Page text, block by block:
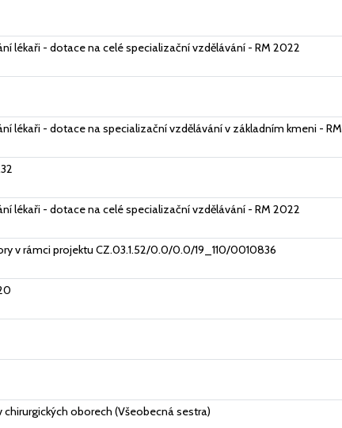
lékaři - dotace na celé specializační vzdělávání - RM 2022
lékaři - dotace na specializační vzdělávání v základním kmeni - RM
lékaři - dotace na celé specializační vzdělávání - RM 2022
v rámci projektu CZ.03.1.52/0.0/0.0/19_110/0010836
oborech (Všeobecná sestra)